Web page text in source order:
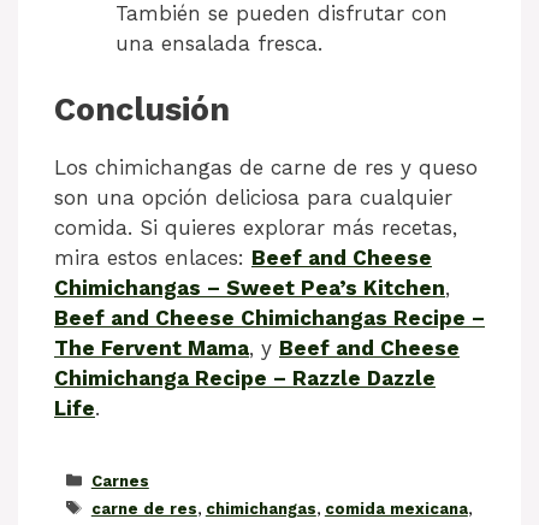
También se pueden disfrutar con
una ensalada fresca.
Conclusión
Los chimichangas de carne de res y queso
son una opción deliciosa para cualquier
comida. Si quieres explorar más recetas,
mira estos enlaces: Beef and Cheese
Chimichangas – Sweet Pea’s Kitchen,
Beef and Cheese Chimichangas Recipe –
The Fervent Mama, y Beef and Cheese
Chimichanga Recipe – Razzle Dazzle
Life.
Categorías
Carnes
Etiquetas
carne de res, chimichangas, comida mexicana,